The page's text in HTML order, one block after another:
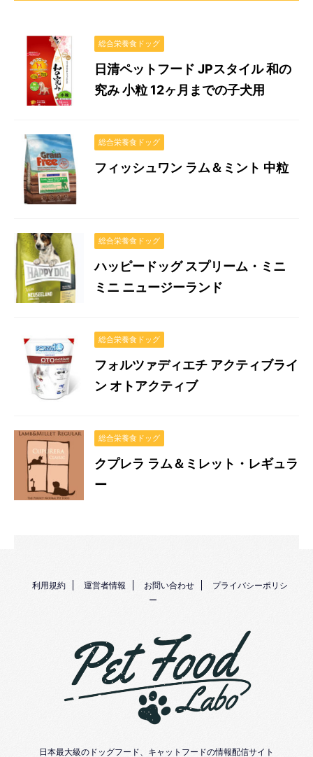
総合栄養食ドッグ
日清ペットフード JPスタイル 和の
究み 小粒 12ヶ月までの子犬用
総合栄養食ドッグ
フィッシュワン ラム＆ミント 中粒
総合栄養食ドッグ
ハッピードッグ スプリーム・ミニ
ミニ ニュージーランド
総合栄養食ドッグ
フォルツァディエチ アクティブライ
ン オトアクティブ
総合栄養食ドッグ
クプレラ ラム＆ミレット・レギュラ
ー
利用規約 運営者情報 お問い合わせ
プライバシーポリシ
ー
日本最大級のドッグフード、キャットフードの情報配信サイト